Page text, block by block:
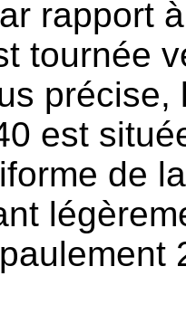
rapport
tournée
est
de